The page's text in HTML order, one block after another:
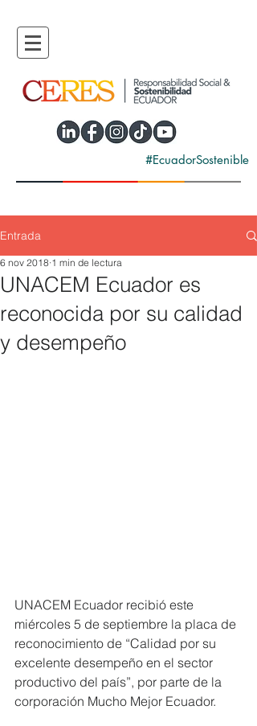
#EcuadorSostenible
Entrada
UNACEM Ecuador es
reconocida por su calidad
y desempeño
6 nov 2018 1 min de lectura
UNACEM Ecuador recibió este
miércoles 5 de septiembre la placa de
reconocimiento de “Calidad por su
excelente desempeño en el sector
productivo del país”, por parte de la
corporación Mucho Mejor Ecuador.